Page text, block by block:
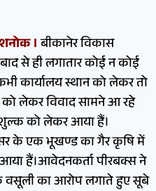
। बीकानेर विकास
से ही लगातार कोई न कोई
कार्यालय स्थान को लेकर तो
लेकर विवाद सामने आ रहे
शुल्क को लेकर आया हैं।
के एक भूखण्ड का गैर कृषि में
हैं।आवेदनकर्ता पीरबक्स ने
वसूली का आरोप लगाते हुए सूबे